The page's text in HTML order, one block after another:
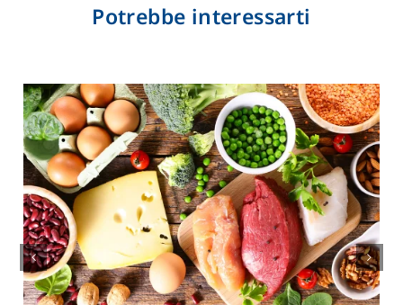
Potrebbe interessarti